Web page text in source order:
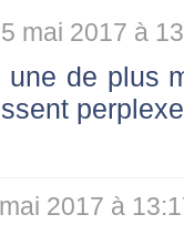
mai 2017 à
une de plus
perplexe
2017 à